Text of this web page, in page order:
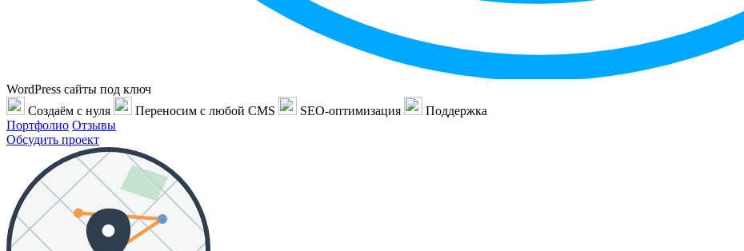
WordPress сайты под ключ
Создаём с нуля
Переносим с любой CMS SEO-оптимизация
Поддержка
Портфолио Отзывы
Обсудить проект